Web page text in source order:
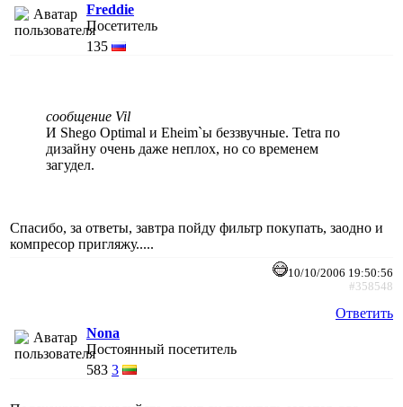
Freddie
Посетитель
135
сообщение Vil
И Shego Optimal и Eheim`ы беззвучные. Tetra по
дизайну очень даже неплох, но со временем
загудел.
Спасибо, за ответы, завтра пойду фильтр покупать, заодно и
компресор пригляжу.....
10/10/2006 19:50:56
#358548
Ответить
Nona
Постоянный посетитель
583 3